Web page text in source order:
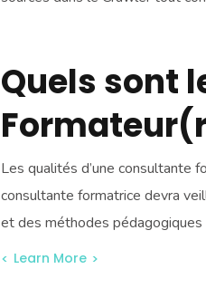
Quels sont
Les qualités d’une consultante
consultante formatrice devra
et des méthodes
Learn More